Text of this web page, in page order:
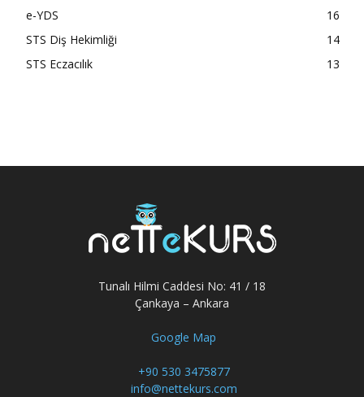
e-YDS
16
STS Diş Hekimliği
14
STS Eczacılık
13
Tunalı Hilmi Caddesi No: 41 / 18
Çankaya – Ankara
Google Map
+90 530 3475877
info@nettekurs.com